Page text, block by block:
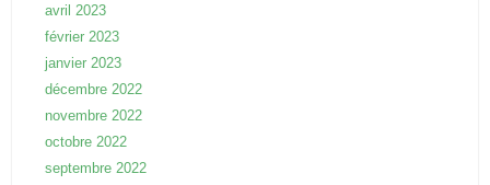
avril 2023
février 2023
janvier 2023
décembre 2022
novembre 2022
octobre 2022
septembre 2022